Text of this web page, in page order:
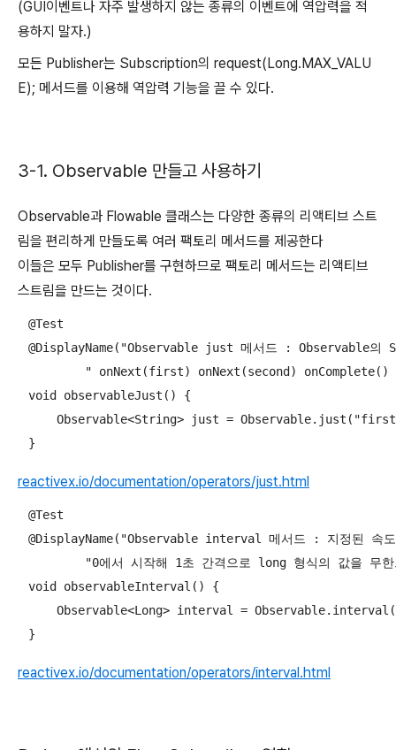
(GUI이벤트나 자주 발생하지 않는 종류의 이벤트에 역압력을 적
용하지 말자.)
모든 Publisher는 Subscription의 request(Long.MAX_VALU
E); 메서드를 이용해 역압력 기능을 끌 수 있다.
3-1. Observable 만들고 사용하기
Observable과 Flowable 클래스는 다양한 종류의 리액티브 스트
림을 편리하게 만들도록 여러 팩토리 메서드를 제공한다
이들은 모두 Publisher를 구현하므로 팩토리 메서드는 리액티브
스트림을 만드는 것이다.
    @Test
@DisplayName("Observable just 메서드 : Observable의
" onNext(first) onNext(second) onComplete()
    void observableJust() {
Observable<String> just =
    }
reactivex.io/documentation/operators/just.html
    @Test
@DisplayName("Observable interval 메서드 : 지정된 속도
"0에서 시작해 1초 간격으로 long 형식의 값을 무
    void observableInterval() {
Observable<Long> interval =
    }
reactivex.io/documentation/operators/interval.html